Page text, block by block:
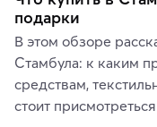
подарки
В этом обзоре
Стамбула: к каким
средствам,
стоит